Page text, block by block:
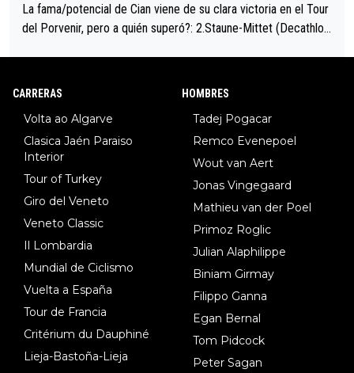
La fama/potencial de Cian viene de su clara victoria en el Tour
del Porvenir, pero a quién superó?: 2.Staune-Mittet (Decathlon,
CARRERAS
Volta ao Algarve
Clasica Jaén Paraiso
Interior
Tour of Turkey
Giro del Veneto
Veneto Classic
Il Lombardia
Mundial de Ciclismo
Vuelta a España
Tour de Francia
Critérium du Dauphiné
Lieja-Bastoña-Lieja
HOMBRES
Tadej Pogacar
Remco Evenepoel
Wout van Aert
Jonas Vingegaard
Mathieu van der Poel
Primoz Roglic
Julian Alaphilippe
Biniam Girmay
Filippo Ganna
Egan Bernal
Tom Pidcock
Peter Sagan